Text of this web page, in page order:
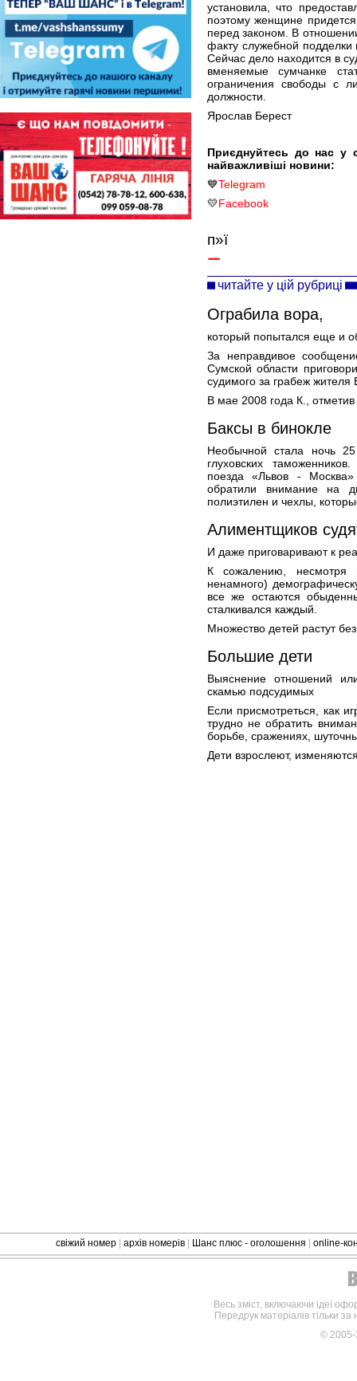
установила, что
поэтому женщине придется
перед законом. В
факту служебной подделки
Сейчас дело находится в
вменяемые сумчанке
ограничения свободы с
должности.
Ярослав Берест
Приєднуйтесь до нас у
найважливіші новини:
💙Telegram
💛Facebook
п»ї
читайте у цій рубриці
Ограбила вора,
который попытался еще и
За неправдивое
Сумской области
судимого за грабеж
В мае 2008 года К.,
Баксы в бинокле
Необычной стала ночь
глуховских
поезда «Львов -
обратили внимание на
полиэтилен и чехлы,
Алиментщиков
И даже приговаривают к
К сожалению,
ненамного)
все же остаются
сталкивался каждый.
Множество детей растут
Большие дети
Выяснение отношений
скамью подсудимых
Если присмотреться, как
трудно не обратить
борьбе, сражениях,
Дети взрослеют,
свіжий номер архів номерів Шанс плюс - оголошення online-
Весь зміст, включаючи ідеї
Передрук матеріалів тільки
©